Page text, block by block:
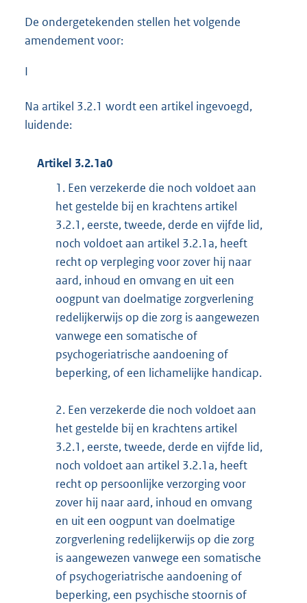
De ondergetekenden stellen het volgende
amendement voor:
I
Na artikel 3.2.1 wordt een artikel ingevoegd,
luidende:
Artikel 3.2.1a0
1. Een verzekerde die noch voldoet aan
het gestelde bij en krachtens artikel
3.2.1, eerste, tweede, derde en vijfde lid,
noch voldoet aan artikel 3.2.1a, heeft
recht op verpleging voor zover hij naar
aard, inhoud en omvang en uit een
oogpunt van doelmatige zorgverlening
redelijkerwijs op die zorg is aangewezen
vanwege een somatische of
psychogeriatrische aandoening of
beperking, of een lichamelijke handicap.
2. Een verzekerde die noch voldoet aan
het gestelde bij en krachtens artikel
3.2.1, eerste, tweede, derde en vijfde lid,
noch voldoet aan artikel 3.2.1a, heeft
recht op persoonlijke verzorging voor
zover hij naar aard, inhoud en omvang
en uit een oogpunt van doelmatige
zorgverlening redelijkerwijs op die zorg
is aangewezen vanwege een somatische
of psychogeriatrische aandoening of
beperking, een psychische stoornis of